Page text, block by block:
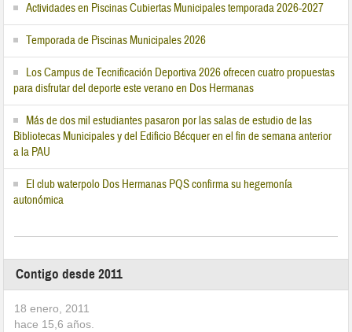
Actividades en Piscinas Cubiertas Municipales temporada 2026-2027
Temporada de Piscinas Municipales 2026
Los Campus de Tecnificación Deportiva 2026 ofrecen cuatro propuestas
para disfrutar del deporte este verano en Dos Hermanas
Más de dos mil estudiantes pasaron por las salas de estudio de las
Bibliotecas Municipales y del Edificio Bécquer en el fin de semana anterior
a la PAU
El club waterpolo Dos Hermanas PQS confirma su hegemonía
autonómica
Contigo desde 2011
18 enero, 2011
hace 15,6 años.